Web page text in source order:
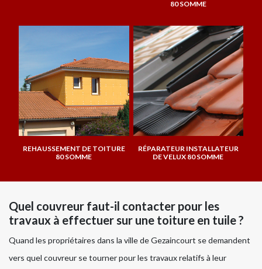
80 SOMME
REHAUSSEMENT DE TOITURE
80 SOMME
RÉPARATEUR INSTALLATEUR
DE VELUX 80 SOMME
Quel couvreur faut-il contacter pour les
travaux à effectuer sur une toiture en tuile ?
Quand les propriétaires dans la ville de Gezaincourt se demandent
vers quel couvreur se tourner pour les travaux relatifs à leur